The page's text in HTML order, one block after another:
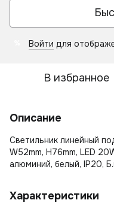
Войти для
В избранное
Описание
Светильник линейный
W52mm, H76mm, LED
алюминий, белый, IP20,
Характеристики